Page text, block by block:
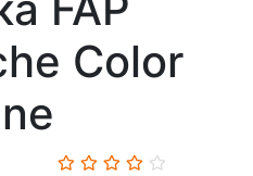
Color